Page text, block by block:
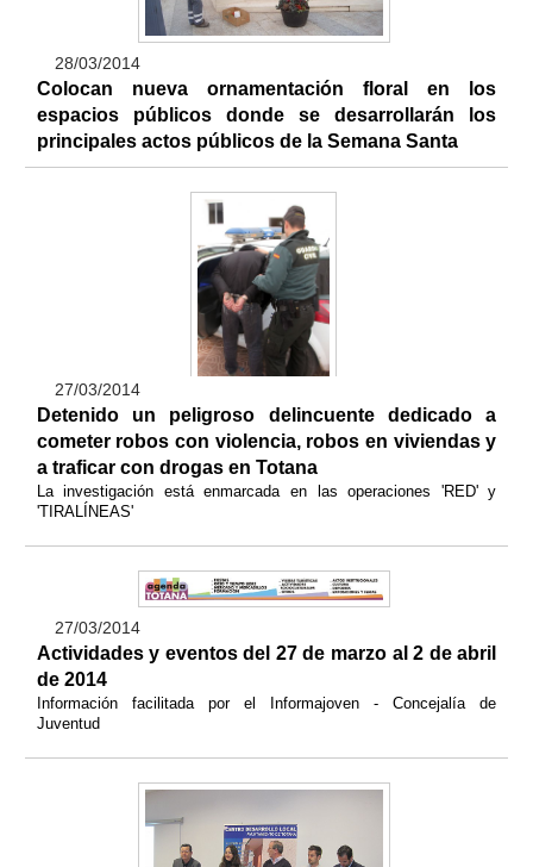
28/03/2014
Colocan nueva ornamentación floral en los
espacios públicos donde se desarrollarán los
principales actos públicos de la Semana Santa
27/03/2014
Detenido un peligroso delincuente dedicado a
cometer robos con violencia, robos en viviendas y
a traficar con drogas en Totana
La investigación está enmarcada en las operaciones 'RED' y
'TIRALÍNEAS'
27/03/2014
Actividades y eventos del 27 de marzo al 2 de abril
de 2014
Información facilitada por el Informajoven - Concejalía de
Juventud